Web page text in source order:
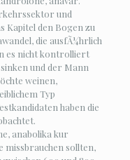
und
Kapitel den Bogen zu
die ausfÃ¼hrlich
es nicht kontrolliert
und der Mann
weinen,
Typ
haben die
anabolika kur
missbrauchen sollten,